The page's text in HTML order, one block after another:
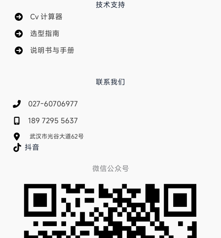
技术支持
Cv 计算器
选型指南
说明书与手册
联系我们
027-60706977
189 7295 5637
武汉市光谷大道62号
抖音
微信公众号